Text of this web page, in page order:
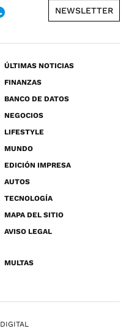
NEWSLETTER
ÚLTIMAS NOTICIAS
FINANZAS
BANCO DE DATOS
NEGOCIOS
LIFESTYLE
MUNDO
EDICIÓN IMPRESA
AUTOS
TECNOLOGÍA
MAPA DEL SITIO
AVISO LEGAL
MULTAS
DIGITAL